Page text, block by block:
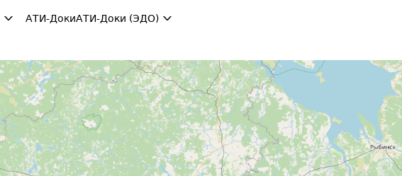
АТИ-ДокиАТИ-Доки (ЭДО)